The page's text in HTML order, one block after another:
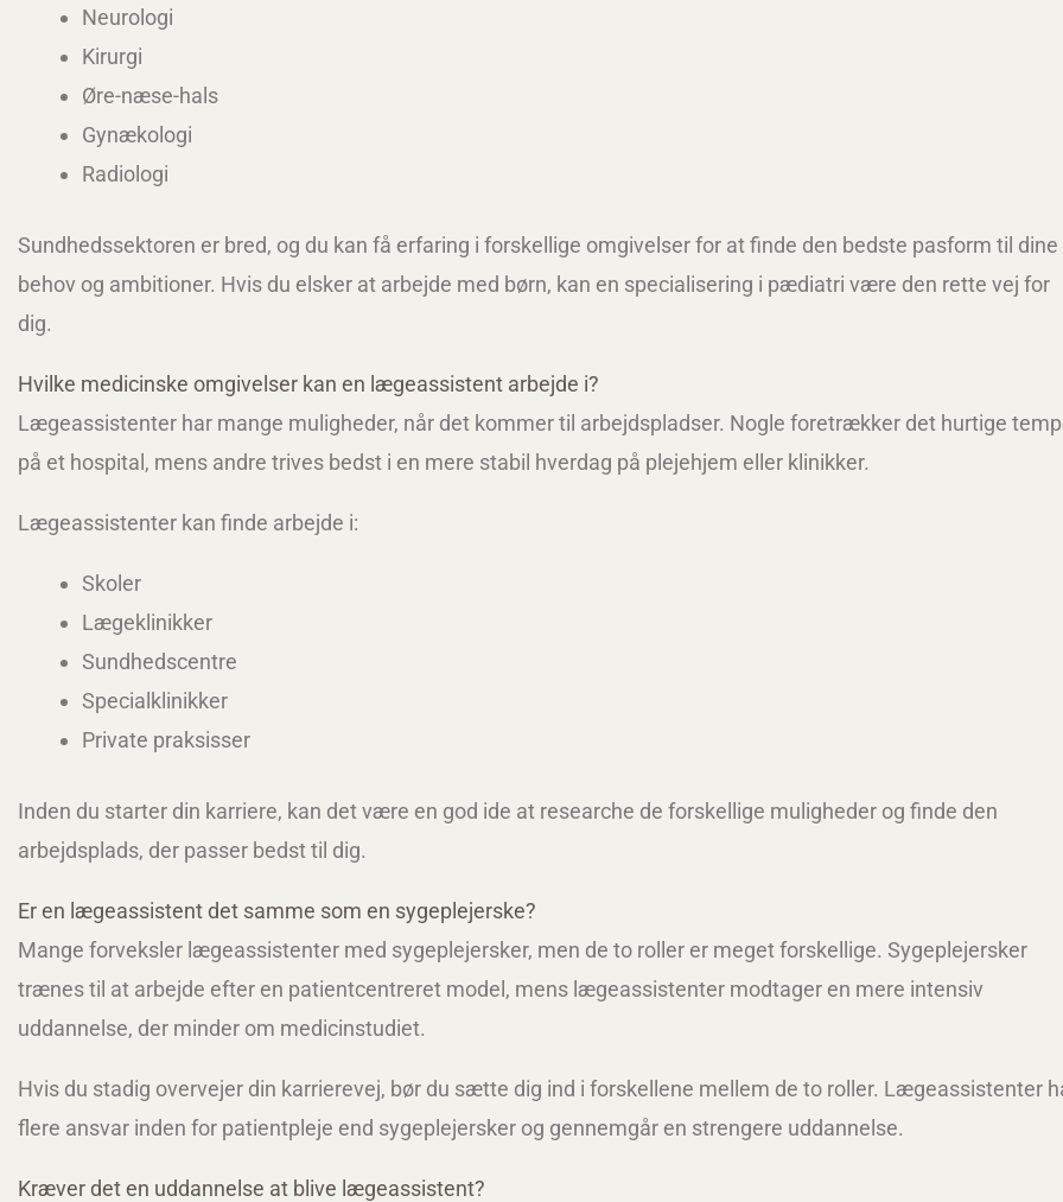
Neurologi
Kirurgi
Øre-næse-hals
Gynækologi
Radiologi
Sundhedssektoren er bred, og du kan få erfaring i forskellige omgivelser for at finde den bedste pasform til dine
behov og ambitioner. Hvis du elsker at arbejde med børn, kan en specialisering i pædiatri være den rette vej for
dig.
Hvilke medicinske omgivelser kan en lægeassistent arbejde i?
Lægeassistenter har mange muligheder, når det kommer til arbejdspladser. Nogle foretrækker det hurtige
på et hospital, mens andre trives bedst i en mere stabil hverdag på plejehjem eller klinikker.
Lægeassistenter kan finde arbejde i:
Skoler
Lægeklinikker
Sundhedscentre
Specialklinikker
Private praksisser
Inden du starter din karriere, kan det være en god ide at researche de forskellige muligheder og finde den
arbejdsplads, der passer bedst til dig.
Er en lægeassistent det samme som en sygeplejerske?
Mange forveksler lægeassistenter med sygeplejersker, men de to roller er meget forskellige. Sygeplejersker
trænes til at arbejde efter en patientcentreret model, mens lægeassistenter modtager en mere intensiv
uddannelse, der minder om medicinstudiet.
Hvis du stadig overvejer din karrierevej, bør du sætte dig ind i forskellene mellem de to roller. Lægeassistenter
flere ansvar inden for patientpleje end sygeplejersker og gennemgår en strengere uddannelse.
Kræver det en uddannelse at blive lægeassistent?